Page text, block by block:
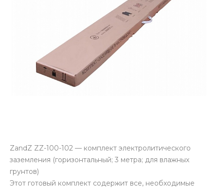
ZandZ ZZ-100-102 — комплект электролитического
заземления (горизонтальный; 3 метра; для влажных
грунтов)
Этот готовый комплект содержит все, необходимые